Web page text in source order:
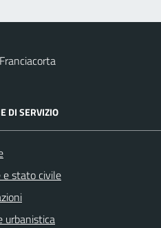
DI SERVIZIO
e stato civile
urbanistica